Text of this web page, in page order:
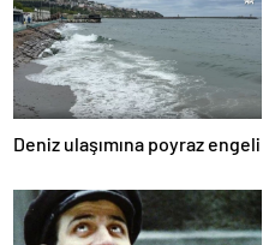
Deniz ulaşımına poyraz engeli